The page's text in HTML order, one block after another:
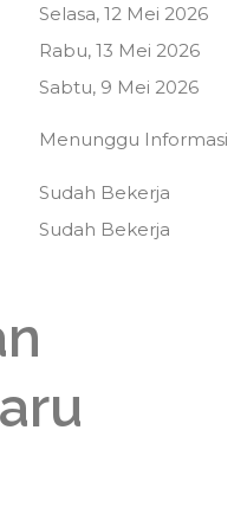
Selasa, 12 Mei 2026
Rabu, 13 Mei 2026
Sabtu, 9 Mei 2026
Menunggu Informasi
Sudah Bekerja
Sudah Bekerja